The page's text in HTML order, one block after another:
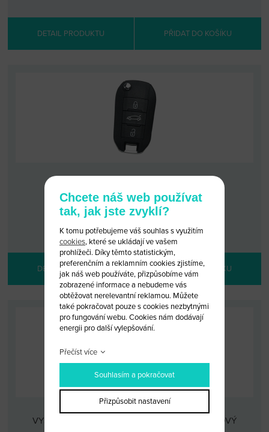
DETAIL PRODUKTU PŘIDAT DO KOŠÍKU
KÓD: CITROEN MN/3K
VELKOOBCHODNÍ CENA:PO PŘIHLÁŠENÍ
DETAIL PRODUKTU PŘIDAT DO KOŠÍKU
VYSTŘELOVACÍ KLÍČ CITROEN 3 TLAČÍTKA (NOVÝ
Chcete náš web používat
tak, jak jste zvyklí?
K tomu potřebujeme váš souhlas s využitím
cookies, které se ukládají ve vašem
prohlížeči. Díky těmto statistickým,
preferenčním a reklamním cookies zjistíme,
jak náš web používáte, přizpůsobíme vám
zobrazené informace a nebudeme vás
obtěžovat nerelevantní reklamou. Můžete
také pokračovat pouze s cookies nezbytnými
pro fungování webu. Cookies nám dodávají
energii pro další vylepšování.
Přečíst více
Souhlasím a pokračovat
Přizpůsobit nastavení